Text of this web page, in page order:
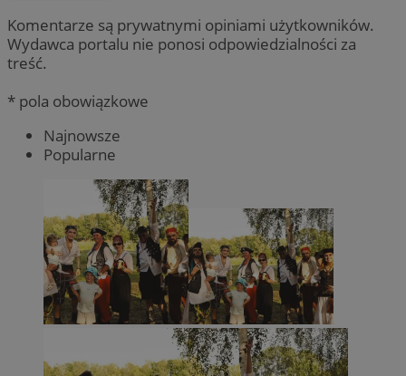
Komentarze są prywatnymi opiniami użytkowników.
Wydawca portalu nie ponosi odpowiedzialności za
treść.
* pola obowiązkowe
Najnowsze
Popularne